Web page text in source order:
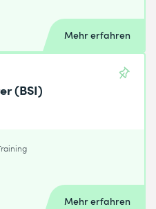
Mehr erfahren
(BSI)
Mehr erfahren